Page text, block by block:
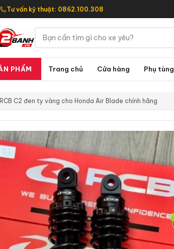
Tư vấn kỹ thuật: 0862.100.308
PHẨM Trang chủ Cửa hàng Phụ tùng
C2 đen ty vàng cho Honda Air Blade chính hãng